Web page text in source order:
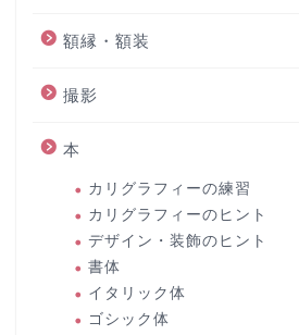
額縁・額装
撮影
本
カリグラフィーの練習
カリグラフィーのヒント
デザイン・装飾のヒント
書体
イタリック体
ゴシック体